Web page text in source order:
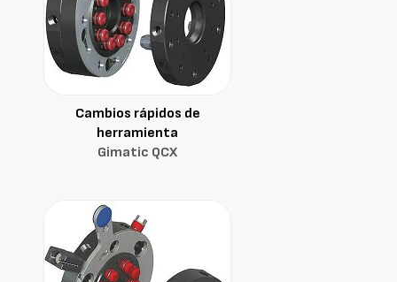
Cambios rápidos de
herramienta
Gimatic QCX